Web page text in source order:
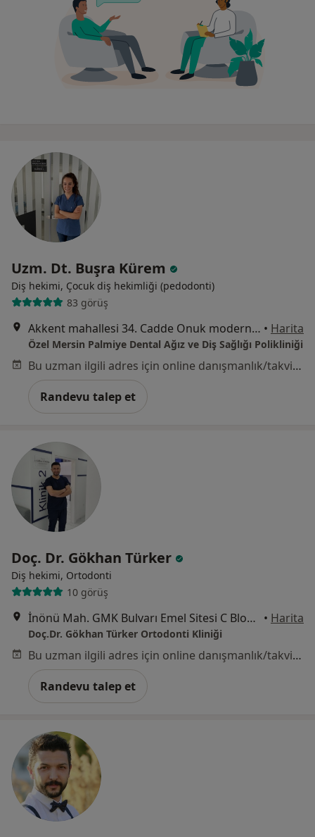
Uzm. Dt. Buşra Kürem
Diş hekimi, Çocuk diş hekimliği (pedodonti)
83 görüş
Akkent mahallesi 34. Cadde Onuk modern apt no:36A, Mersin • Harita
Özel Mersin Palmiye Dental Ağız ve Diş Sağlığı Polikliniği
Bu uzman ilgili adres için online danışmanlık/takvim sunmuyor.
Randevu talep et
Doç. Dr. Gökhan Türker
Diş hekimi, Ortodonti
10 görüş
İnönü Mah. GMK Bulvarı Emel Sitesi C Blok No:403 D:2, Mersin • Harita
Doç.Dr. Gökhan Türker Ortodonti Kliniği
Bu uzman ilgili adres için online danışmanlık/takvim sunmuyor.
Randevu talep et